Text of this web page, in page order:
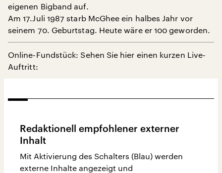
eigenen Bigband auf.
Am 17.Juli 1987 starb McGhee ein halbes Jahr vor
seinem 70. Geburtstag. Heute wäre er 100 geworden.
Online-Fundstück: Sehen Sie hier einen kurzen Live-
Auftritt:
Redaktionell empfohlener externer
Inhalt
Mit Aktivierung des Schalters (Blau) werden
externe Inhalte angezeigt und